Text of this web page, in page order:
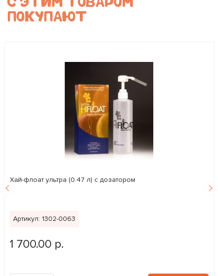
ПОКУПАЮТ
Хай-флоат ультра (0.47 л) с дозатором
Артикул: 1302-0063
1 700.00 р.